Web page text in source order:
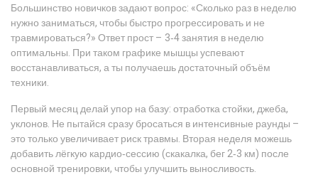
Большинство новичков задают вопрос: «Сколько раз в неделю
нужно заниматься, чтобы быстро прогрессировать и не
травмироваться?» Ответ прост – 3‑4 занятия в неделю
оптимальны. При таком графике мышцы успевают
восстанавливаться, а ты получаешь достаточный объём
техники.
Первый месяц делай упор на базу: отработка стойки, джеба,
уклонов. Не пытайся сразу бросаться в интенсивные раунды –
это только увеличивает риск травмы. Вторая неделя можешь
добавить лёгкую кардио‑сессию (скакалка, бег 2‑3 км) после
основной тренировки, чтобы улучшить выносливость.